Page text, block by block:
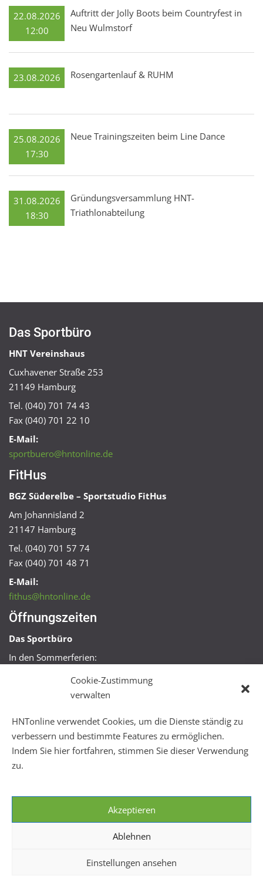
Cookie-Zustimmung
verwalten
HNTonline verwendet Cookies, um die Dienste ständig zu
verbessern und bestimmte Features zu ermöglichen.
Indem Sie hier fortfahren, stimmen Sie dieser Verwendung
zu.
Akzeptieren
Ablehnen
Einstellungen ansehen
22.08.2026
12:00
Auftritt der Jolly Boots beim Countryfest in
Neu Wulmstorf
23.08.2026 Rosengartenlauf & RUHM
25.08.2026
17:30
Neue Trainingszeiten beim Line Dance
31.08.2026
18:30
Gründungsversammlung HNT-
Triathlonabteilung
Das Sportbüro
HNT Vereinshaus
Cuxhavener Straße 253
21149 Hamburg
Tel. (040) 701 74 43
Fax (040) 701 22 10
E-Mail:
sportbuero@hntonline.de
FitHus
BGZ Süderelbe – Sportstudio FitHus
Am Johannisland 2
21147 Hamburg
Tel. (040) 701 57 74
Fax (040) 701 48 71
E-Mail:
fithus@hntonline.de
Öffnungszeiten
Das Sportbüro
In den Sommerferien:
Mo + Mi 16:00 – 18:00 Uhr
Mo – Fr 08:00 – 22:00 Uhr
Sa + So 10:00 – 18:00 Uhr